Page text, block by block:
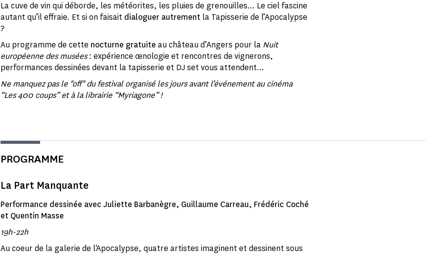
La cuve de vin qui déborde, les météorites, les pluies de grenouilles… Le ciel fascine
autant qu’il effraie. Et si on faisait dialoguer autrement la Tapisserie de l’Apocalypse
?
Au programme de cette nocturne gratuite au château d’Angers pour la Nuit
européenne des musées: expérience œnologie et rencontres de vignerons,
performances dessinées devant la tapisserie et DJ set vous attendent...
Ne manquez pas le "off" du festival organisé les jours avant l’événement au cinéma
“Les 400 coups” et à la librairie “Myriagone” !
PROGRAMME
La Part Manquante
Performance dessinée avec Juliette Barbanègre, Guillaume Carreau, Frédéric Coché
et Quentin Masse
19h-22h
Au coeur de la galerie de l'Apocalypse, quatre artistes imaginent et dessinent sous